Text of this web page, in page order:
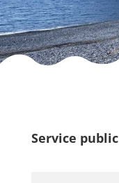
Service public